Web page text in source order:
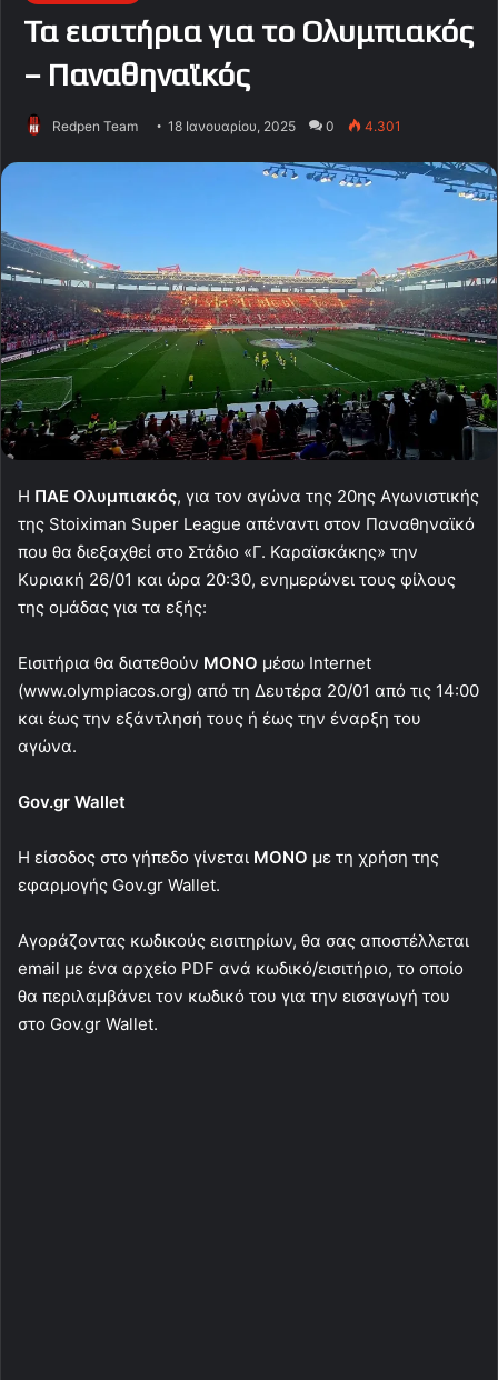
Τα εισιτήρια για το Ολυμπιακός
– Παναθηναϊκός
Redpen Team 18 Ιανουαρίου, 2025 0 4.301
H ΠΑΕ Ολυμπιακός, για τον αγώνα της 20ης Αγωνιστικής
της Stoiximan Super League απέναντι στον Παναθηναϊκό
που θα διεξαχθεί στο Στάδιο «Γ. Καραϊσκάκης» την
Κυριακή 26/01 και ώρα 20:30, ενημερώνει τους φίλους
της ομάδας για τα εξής:
Εισιτήρια θα διατεθούν ΜΟΝΟ μέσω Internet
(www.olympiacos.org) από τη Δευτέρα 20/01 από τις 14:00
και έως την εξάντλησή τους ή έως την έναρξη του
αγώνα.
Gov.gr Wallet
H είσοδος στο γήπεδο γίνεται ΜΟΝΟ με τη χρήση της
εφαρμογής Gov.gr Wallet.
Αγοράζοντας κωδικούς εισιτηρίων, θα σας αποστέλλεται
email με ένα αρχείο PDF ανά κωδικό/εισιτήριο, το οποίο
θα περιλαμβάνει τον κωδικό του για την εισαγωγή του
στο Gov.gr Wallet.